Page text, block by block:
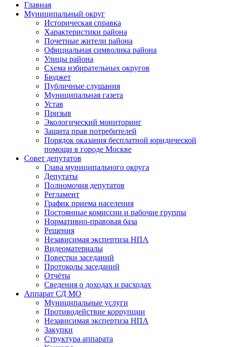
Главная
Муниципальный округ
Историческая справка
Характеристики района
Почетные жители района
Официальная символика района
Улицы района
Схема избирательных округов
Бюджет
Публичные слушания
Муниципальная газета
Устав
Призыв
Экологический мониторинг
Защита прав потребителей
Порядок оказания бесплатной юридической
помощи в городе Москве
Совет депутатов
Глава муниципального округа
Депутаты
Полномочия депутатов
Регламент
График приема населения
Постоянные комиссии и рабочие группы
Нормативно-правовая база
Решения
Независимая экспертиза НПА
Видеоматериалы
Повестки заседаний
Протоколы заседаний
Отчёты
Сведения о доходах и расходах
Аппарат СД МО
Муниципальные услуги
Противодействие коррупции
Независимая экспертиза НПА
Закупки
Структура аппарата